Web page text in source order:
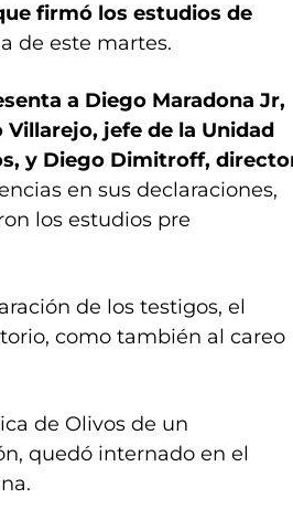
firmó los estudios de
de este martes.
a Diego Maradona Jr,
Villarejo, jefe de la Unidad
y Diego Dimitroff,
en sus declaraciones,
los estudios pre
de los testigos, el
como también al careo
de Olivos de un
quedó internado en el